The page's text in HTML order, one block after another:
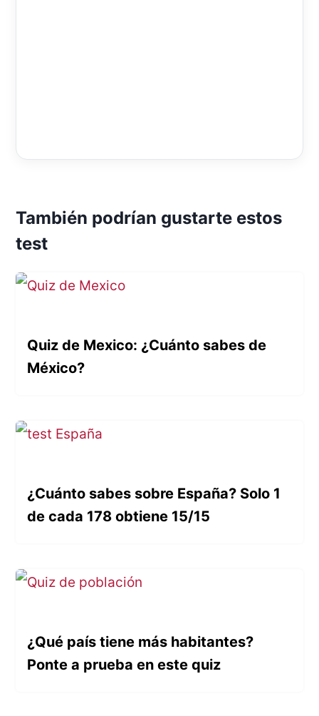
También podrían gustarte estos
test
Quiz de Mexico: ¿Cuánto sabes de
México?
¿Cuánto sabes sobre España? Solo 1
de cada 178 obtiene 15/15
¿Qué país tiene más habitantes?
Ponte a prueba en este quiz